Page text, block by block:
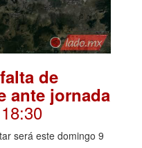
de
ante jornada
será este domingo 9